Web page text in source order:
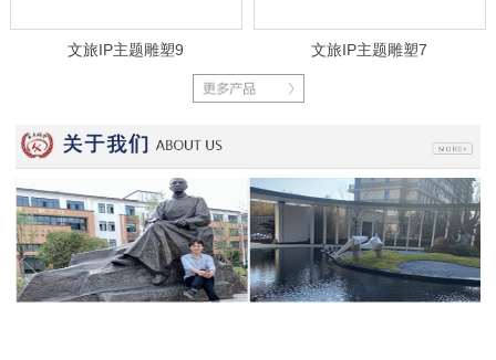
文旅IP主题雕塑9 文旅IP主题雕塑7